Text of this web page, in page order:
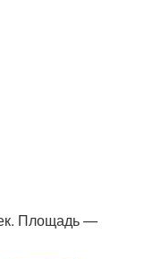
Площадь —